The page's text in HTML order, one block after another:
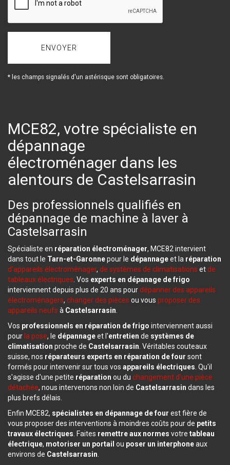
* les champs signalés d'un astérisque sont obligatoires.
MCE82, votre spécialiste en
dépannage
électroménager dans les
alentours de Castelsarrasin
Des professionnels qualifiés en
dépannage de machine à laver à
Castelsarrasin
Spécialiste en réparation électroménager, MCE82 intervient
dans tout le Tarn-et-Garonnepour le dépannageet la réparation
d'appareils électroménager, de systèmes de climatisations etde
tableaux électriques . Vos experts en dépanage de frigo
interviennent depuis plus de 20 ans pourdépanner des appareils
électroménagers, changer des pièces ou vous proposer des
appareils neufs à Castelsarrasin
Vos professionnels en réparation de frigo interviennent aussi
pour la pose, le dépannageet l'entretien de systèmes de
climatisation proche de Castelsarrasin . Véritables couteaux
suisse, nos réparateurs experts en réparation de four sont
formés pour intervenir sur tous vos appareils électriques . Qu'il
s'agisse d'une petite réparation ou du changement d'une pièce
détachée, nous intervenons non loin de Castelsarrasin dans les
plus brefs délais.
Enfin MCE82, spécialistes en dépannage de four est fière de
vous proposer des interventions à moindres coûts pour de petits
travaux électriques . Faites remettre aux normes votre tableau
électrique, motoriser un portail ou poser un interphoneaux
environs de Castelsarrasin